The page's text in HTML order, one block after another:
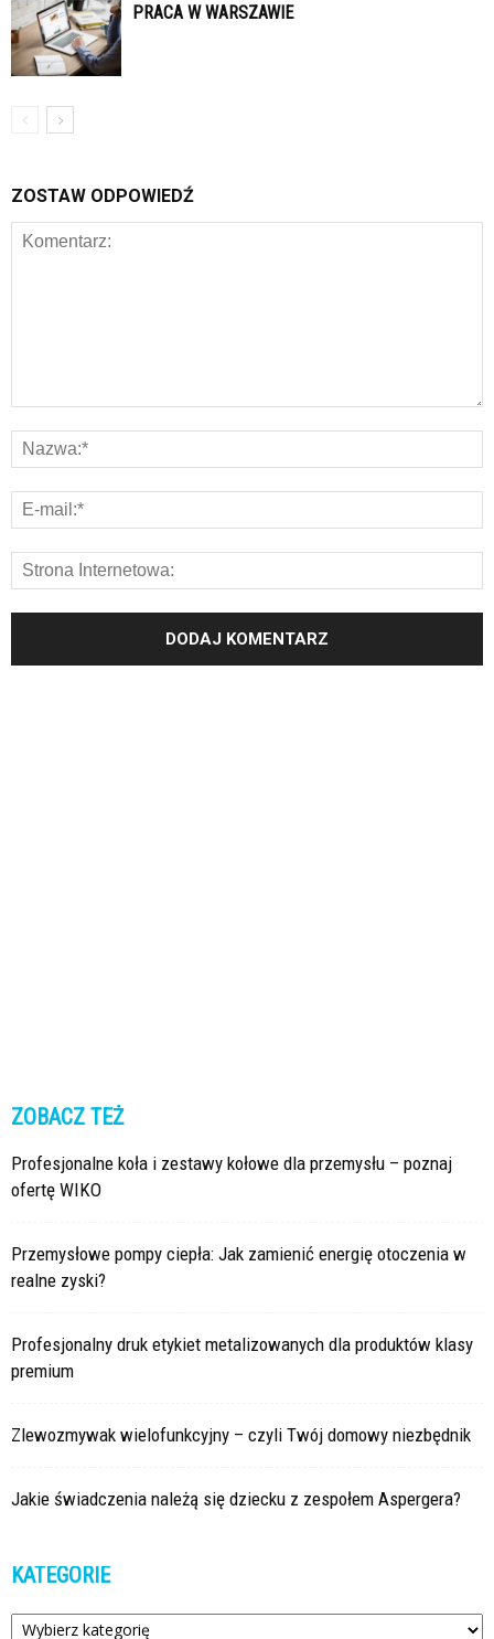
PRACA W WARSZAWIE
ZOSTAW ODPOWIEDŹ
ZOBACZ TEŻ
Profesjonalne koła i zestawy kołowe dla przemysłu – poznaj
ofertę WIKO
Przemysłowe pompy ciepła: Jak zamienić energię otoczenia w
realne zyski?
Profesjonalny druk etykiet metalizowanych dla produktów klasy
premium
Zlewozmywak wielofunkcyjny – czyli Twój domowy niezbędnik
Jakie świadczenia należą się dziecku z zespołem Aspergera?
KATEGORIE
Kategorie